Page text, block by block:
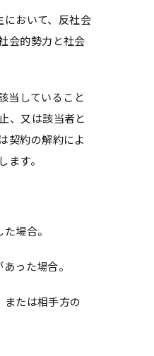
おいて、反社会
会的勢力と社会
当していること
、又は該当者と
契約の解約によ
す。
場合。
った場合。
たは相手方の